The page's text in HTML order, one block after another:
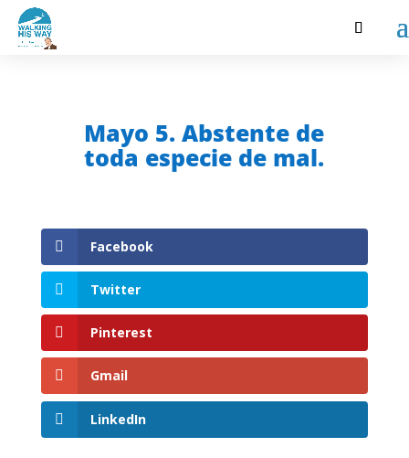
Mayo 5. Abstente de
toda especie de mal.
Facebook
Twitter
Pinterest
Gmail
LinkedIn